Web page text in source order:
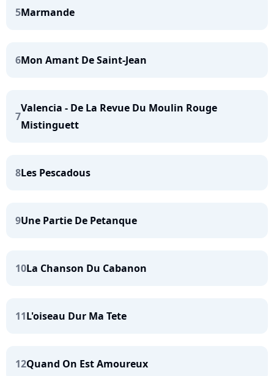
5Marmande
6Mon Amant De Saint-Jean
7
Valencia - De La Revue Du Moulin Rouge
Mistinguett
8Les Pescadous
9Une Partie De Petanque
10La Chanson Du Cabanon
11L'oiseau Dur Ma Tete
12Quand On Est Amoureux